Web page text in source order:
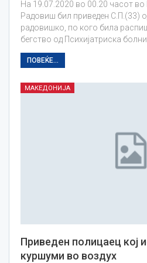
На 19.07.2020 во 00.20 часот
Радовиш бил приведен С.П.(33)
радовишко, по кого била
бегство од Психијатриска
ПОВЕЌЕ...
МАКЕДОНИЈА
Приведен полицаец кој
куршуми во воздух